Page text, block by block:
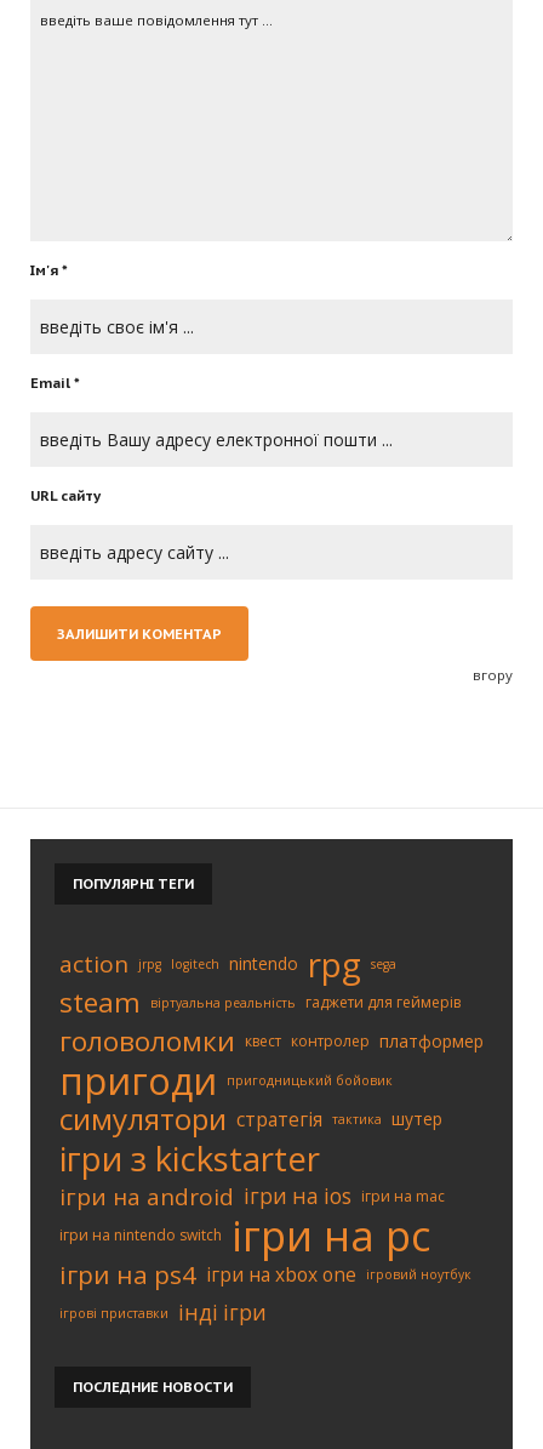
Ім'я *
Email *
URL сайту
вгору
ПОПУЛЯРНІ ТЕГИ
action jrpg logitech nintendo rpg sega
steam віртуальна реальність гаджети для геймерів
головоломки квест контролер платформер
пригоди пригодницький бойовик
симулятори стратегія тактика шутер
ігри з kickstarter
ігри на android ігри на ios ігри на mac
ігри на nintendo switch
ігри на pc
ігри на ps4 ігри на xbox one ігровий ноутбук
ігрові приставки інді ігри
ПОСЛЕДНИЕ НОВОСТИ